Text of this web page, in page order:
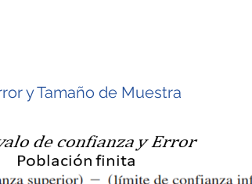
y Tamaño de Muestra